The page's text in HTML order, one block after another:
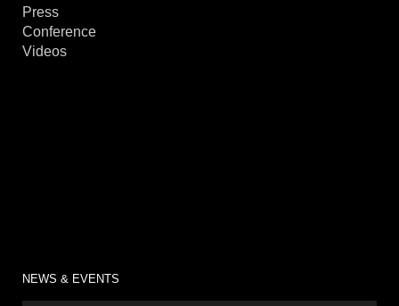
Press
Conference
Videos
NEWS & EVENTS